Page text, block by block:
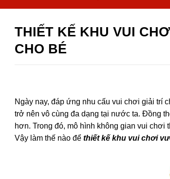
THIẾT KẾ KHU VUI
CHO BÉ
Ngày nay, đáp ứng nhu cấu vui chơi giải trí
trở nên vô cùng đa dạng tại nước ta. Đồng
hơn. Trong đó, mô hình không gian vui chơi
Vậy làm thế nào để thiết kế khu vui chơi